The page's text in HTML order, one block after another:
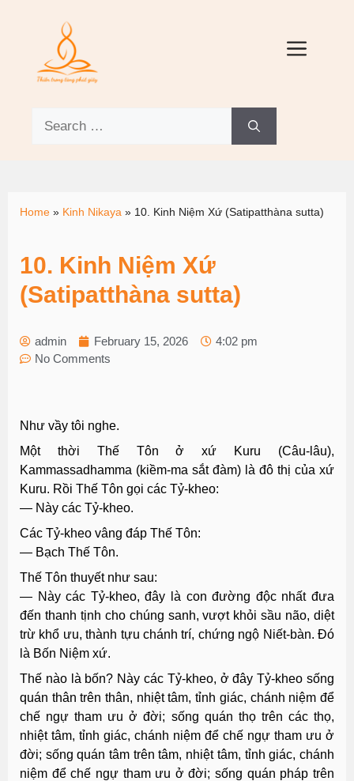
Home » Kinh Nikaya » 10. Kinh Niệm Xứ (Satipatthàna sutta)
10. Kinh Niệm Xứ
(Satipatthàna sutta)
admin February 15, 2026
4:02 pm
No Comments
Như vầy tôi nghe.
Một thời Thế Tôn ở xứ Kuru (Câu-lâu),
Kammassadhamma (kiềm-ma sắt đàm) là đô thị của xứ
Kuru. Rồi Thế Tôn gọi các Tỷ-kheo:
— Này các Tỷ-kheo.
Các Tỷ-kheo vâng đáp Thế Tôn:
— Bạch Thế Tôn.
Thế Tôn thuyết như sau:
— Này các Tỷ-kheo, đây là con đường độc nhất đưa
đến thanh tịnh cho chúng sanh, vượt khỏi sầu não, diệt
trừ khổ ưu, thành tựu chánh trí, chứng ngộ Niết-bàn. Ðó
là Bốn Niệm xứ.
Thế nào là bốn? Này các Tỷ-kheo, ở đây Tỷ-kheo sống
quán thân trên thân, nhiệt tâm, tỉnh giác, chánh niệm để
chế ngự tham ưu ở đời; sống quán thọ trên các thọ,
nhiệt tâm, tỉnh giác, chánh niệm để chế ngự tham ưu ở
đời; sống quán tâm trên tâm, nhiệt tâm, tỉnh giác, chánh
niệm để chế ngự tham ưu ở đời; sống quán pháp trên